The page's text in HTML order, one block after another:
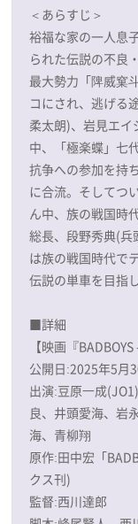
＜あらすじ＞
裕福な家の一人息
られた伝説の不良
最大勢力「陴威窠
コにされ、逃げる
柔太朗)、岩見エ
中、「極楽蝶」七
抗争への参加を持
に合流。そしてつ
ん中、族の戦国時
総長、段野秀典(兵
は族の戦国時代で
伝説の単車を目指
■詳細
【映画『BADBOYS
公開日:2025年5月
出演:豆原⼀成
良、井頭愛海、岩
海、青柳翔
原作:田中宏「
クス刊)
監督:西川達郎